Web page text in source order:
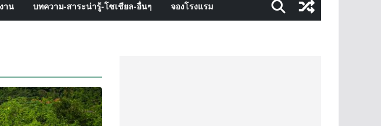
าน บทความ-สาระน่ารู้-โซเชียล-อื่นๆ จองโรงแรม